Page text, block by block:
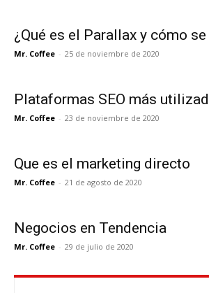
¿Qué es el Parallax y cómo se
Mr. Coffee - 25 de noviembre de 2020
Plataformas SEO más
Mr. Coffee - 23 de noviembre de 2020
Que es el marketing directo
Mr. Coffee - 21 de agosto de 2020
Negocios en Tendencia
Mr. Coffee - 29 de julio de 2020